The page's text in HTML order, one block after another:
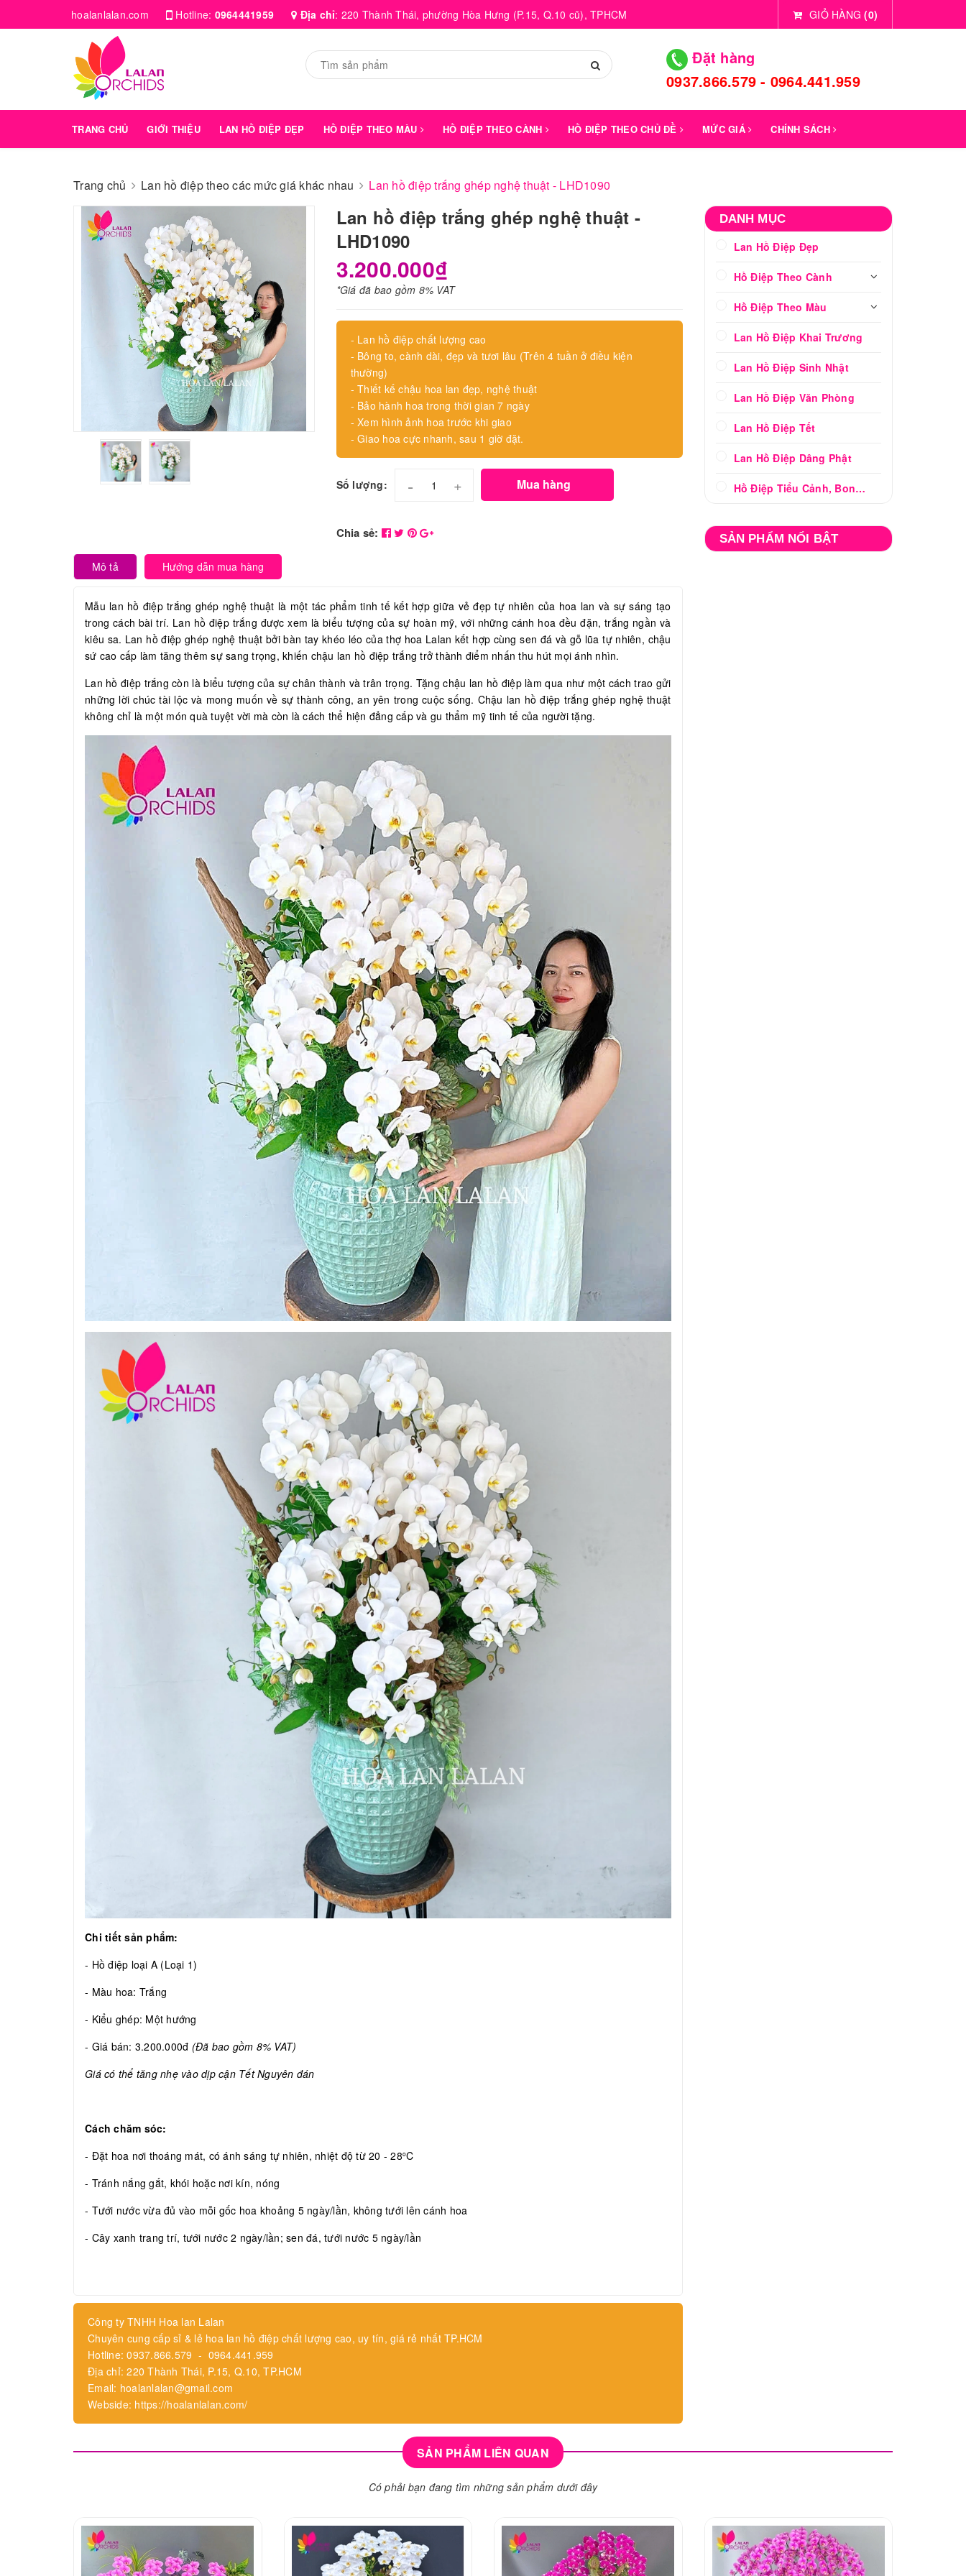
hoalanlalan.com Hotline: 0964441959 Địa chỉ: 220 Thành Thái, phường Hòa Hưng (P.15, Q.10 cũ), TPHCM GIỎ HÀNG (0)
Đặt hàng
0937.866.579 - 0964.441.959
TRANG CHỦ GIỚI THIỆU LAN HỒ ĐIỆP ĐẸP HỒ ĐIỆP THEO MÀU HỒ ĐIỆP THEO CÀNH HỒ ĐIỆP THEO CHỦ ĐỀ MỨC GIÁ CHÍNH SÁCH
Trang chủ Lan hồ điệp theo các mức giá khác nhau Lan hồ điệp trắng ghép nghệ thuật - LHD1090
Lan hồ điệp trắng ghép nghệ thuật -
LHD1090
3.200.000₫
*Giá đã bao gồm 8% VAT
- Lan hồ điệp chất lượng cao
- Bông to, cành dài, đẹp và tươi lâu (Trên 4 tuần ở điều kiện
thường)
- Thiết kế chậu hoa lan đẹp, nghệ thuật
- Bảo hành hoa trong thời gian 7 ngày
- Xem hình ảnh hoa trước khi giao
- Giao hoa cực nhanh, sau 1 giờ đặt.
Số lượng: - + Mua hàng
Chia sẻ:
Mô tả Hướng dẫn mua hàng
Mẫu lan hồ điệp trắng ghép nghệ thuật là một tác phẩm tinh tế kết hợp giữa vẻ đẹp tự nhiên của hoa lan và sự sáng tạo
trong cách bài trí. Lan hồ điệp trắng được xem là biểu tượng của sự hoàn mỹ, với những cánh hoa đều đặn, trắng ngần và
kiêu sa. Lan hồ điệp ghép nghệ thuật bởi bàn tay khéo léo của thợ hoa Lalan kết hợp cùng sen đá và gỗ lũa tự nhiên, chậu
sứ cao cấp làm tăng thêm sự sang trọng, khiến chậu lan hồ điệp trắng trở thành điểm nhấn thu hút mọi ánh nhìn.
Lan hồ điệp trắng còn là biểu tượng của sự chân thành và trân trọng. Tặng chậu lan hồ điệp làm qua như một cách trao gửi
những lời chúc tài lộc và mong muốn về sự thành công, an yên trong cuộc sống. Chậu lan hồ điệp trắng ghép nghệ thuật
không chỉ là một món quà tuyệt vời mà còn là cách thể hiện đẳng cấp và gu thẩm mỹ tinh tế của người tặng.
Chi tiết sản phẩm:
- Hồ điệp loại A (Loại 1)
- Màu hoa: Trắng
- Kiểu ghép: Một hướng
- Giá bán: 3.200.000đ (Đã bao gồm 8% VAT)
Giá có thể tăng nhẹ vào dịp cận Tết Nguyên đán
Cách chăm sóc:
- Đặt hoa nơi thoáng mát, có ánh sáng tự nhiên, nhiệt độ từ 20 - 28oC
- Tránh nắng gắt, khói hoặc nơi kín, nóng
- Tưới nước vừa đủ vào mỗi gốc hoa khoảng 5 ngày/lần, không tưới lên cánh hoa
- Cây xanh trang trí, tưới nước 2 ngày/lần; sen đá, tưới nước 5 ngày/lần
Công ty TNHH Hoa lan Lalan
Chuyên cung cấp sỉ & lẻ hoa lan hồ điệp chất lượng cao, uy tín, giá rẻ nhất TP.HCM
Hotline: 0937.866.579 - 0964.441.959
Địa chỉ: 220 Thành Thái, P.15, Q.10, TP.HCM
Email: hoalanlalan@gmail.com
Webside: https://hoalanlalan.com/
DANH MỤC
Lan Hồ Điệp Đẹp
Hồ Điệp Theo Cành
Hồ Điệp Theo Màu
Lan Hồ Điệp Khai Trương
Lan Hồ Điệp Sinh Nhật
Lan Hồ Điệp Văn Phòng
Lan Hồ Điệp Tết
Lan Hồ Điệp Dâng Phật
Hồ Điệp Tiểu Cảnh, Bonsai
SẢN PHẨM NỔI BẬT
SẢN PHẨM LIÊN QUAN
Có phải bạn đang tìm những sản phẩm dưới đây